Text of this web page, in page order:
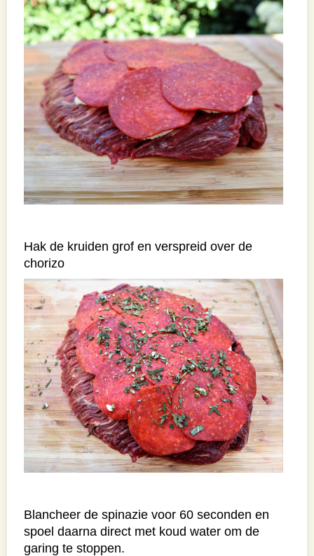
Hak de kruiden grof en verspreid over de
chorizo
Blancheer de spinazie voor 60 seconden en
spoel daarna direct met koud water om de
garing te stoppen.